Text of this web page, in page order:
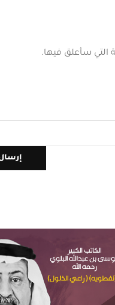
التي سأعلق فيها.